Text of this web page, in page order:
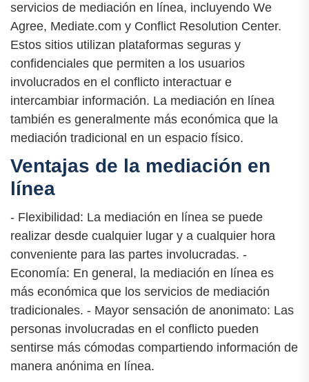
servicios de mediación en línea, incluyendo We
Agree, Mediate.com y Conflict Resolution Center.
Estos sitios utilizan plataformas seguras y
confidenciales que permiten a los usuarios
involucrados en el conflicto interactuar e
intercambiar información. La mediación en línea
también es generalmente más económica que la
mediación tradicional en un espacio físico.
Ventajas de la mediación en
línea
- Flexibilidad: La mediación en línea se puede
realizar desde cualquier lugar y a cualquier hora
conveniente para las partes involucradas. -
Economía: En general, la mediación en línea es
más económica que los servicios de mediación
tradicionales. - Mayor sensación de anonimato: Las
personas involucradas en el conflicto pueden
sentirse más cómodas compartiendo información de
manera anónima en línea.